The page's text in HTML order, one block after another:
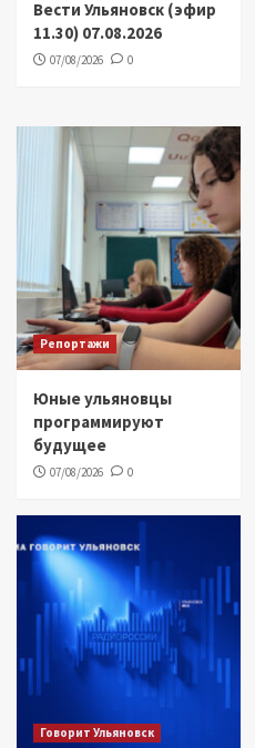
Вести Ульяновск (эфир
11.30) 07.08.2026
07/08/2026 0
Репортажи
Юные ульяновцы
программируют
будущее
07/08/2026 0
Говорит Ульяновск